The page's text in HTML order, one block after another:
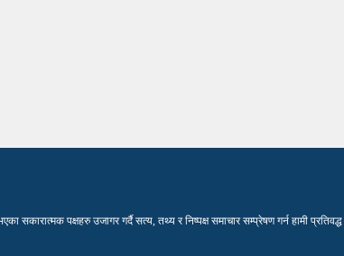
सकारात्मक पक्षहरु उजागर गर्दै सत्य, तथ्य र निष्पक्ष समाचार सम्प्रेषण गर्न हामी प्रतिवद्ध